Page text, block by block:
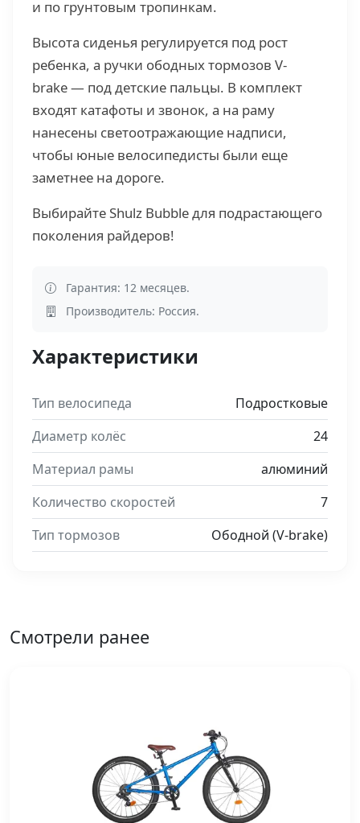
и по грунтовым тропинкам.
Высота сиденья регулируется под рост
ребенка, а ручки ободных тормозов V-
brake — под детские пальцы. В комплект
входят катафоты и звонок, а на раму
нанесены светоотражающие надписи,
чтобы юные велосипедисты были еще
заметнее на дороге.
Выбирайте Shulz Bubble для подрастающего
поколения райдеров!
Гарантия: 12 месяцев.
Производитель: Россия.
Характеристики
Тип велосипеда
Подростковые
Диаметр колёс
24
Материал рамы
алюминий
Количество скоростей
7
Тип тормозов
Ободной (V-brake)
Смотрели ранее